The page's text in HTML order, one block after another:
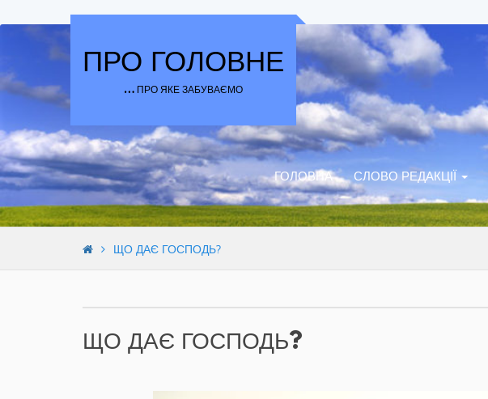
Skip to content
ПРО ГОЛОВНЕ
… ПРО ЯКЕ ЗАБУВАЄМО
ГОЛОВНА СЛОВО РЕДАКЦІЇ
ЩО ДАЄ ГОСПОДЬ?
ЩО ДАЄ ГОСПОДЬ?